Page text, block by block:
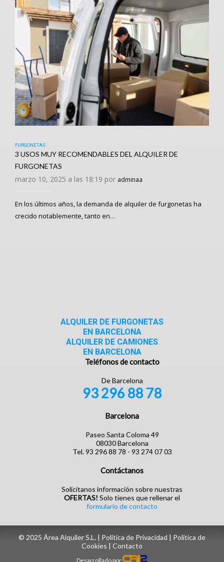
FURGONETAS
3 USOS MUY RECOMENDABLES DEL ALQUILER DE
FURGONETAS
marzo 10, 2025 a las 18:19 por adminaa
En los últimos años, la demanda de alquiler de furgonetas ha
crecido notablemente, tanto en…
ALQUILER DE FURGONETAS
EN BARCELONA
ALQUILER DE CAMIONES
EN BARCELONA
Teléfonos de contacto
De Barcelona
93 296 88 78
Barcelona
Paseo Santa Coloma 49
08030 Barcelona
Tel. 93 296 88 78 - 93 274 07 03
Contáctanos
Solicítanos información sobre nuestras
OFERTAS! Solo tienes que rellenar el
formulario de contacto
© 2025 Área Alquiler S.L. | Política de Privacidad
Política de
Cookies
Contacto
Desarrollado por